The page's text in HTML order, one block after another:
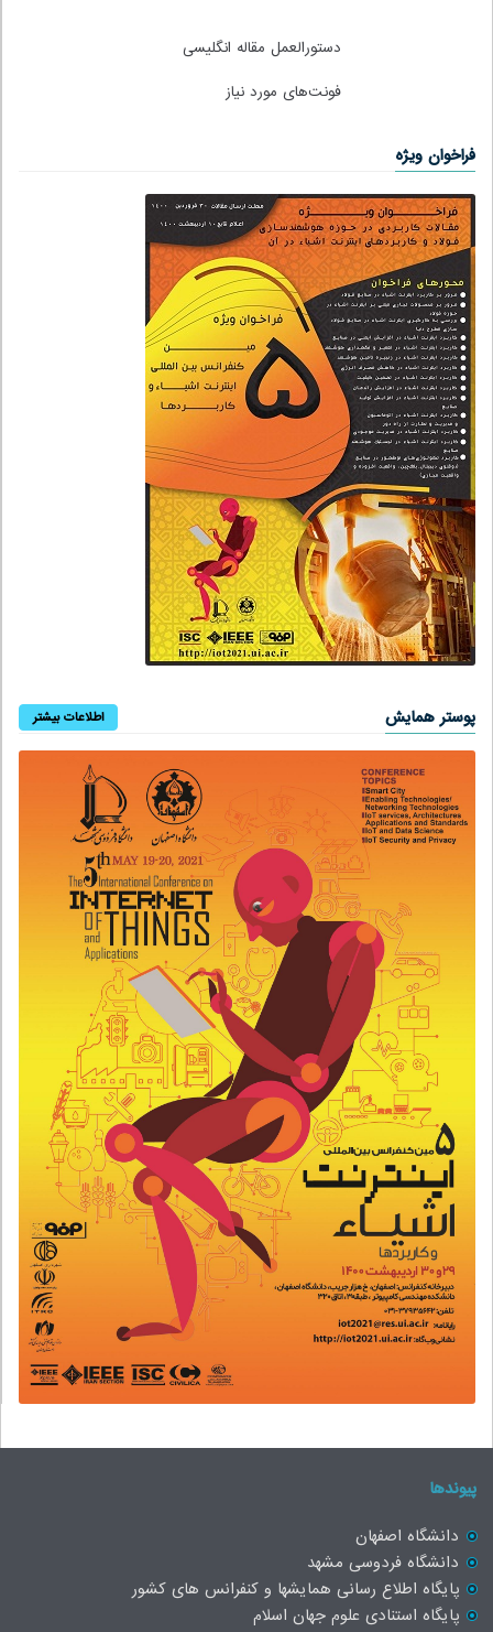
دستورالعمل مقاله انگلیسی
فونت‌های مورد نیاز
فراخوان ویژه
پوستر همایش اطلاعات بیشتر
پیوندها
دانشگاه اصفهان
دانشگاه فردوسی مشهد
پایگاه اطلاع رسانی همایشها و کنفرانس های کشور
پایگاه استنادی علوم جهان اسلام